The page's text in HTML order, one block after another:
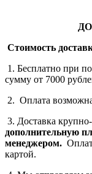
Стоимость
1. Бесплатно при
сумму от 7000
2. Оплата
3. Доставка крупно-
дополнительную
менеджером.
картой.